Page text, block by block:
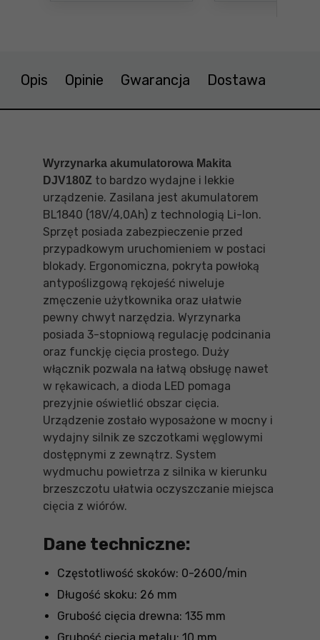
Opis Opinie Gwarancja Dostawa
Wyrzynarka akumulatorowa Makita
DJV180Z to bardzo wydajne i lekkie
urządzenie. Zasilana jest akumulatorem
BL1840 (18V/4,0Ah) z technologią Li-Ion.
Sprzęt posiada zabezpieczenie przed
przypadkowym uruchomieniem w postaci
blokady. Ergonomiczna, pokryta powłoką
antypoślizgową rękojeść niweluje
zmęczenie użytkownika oraz ułatwie
pewny chwyt narzędzia. Wyrzynarka
posiada 3-stopniową regulację podcinania
oraz funckję cięcia prostego. Duży
włącznik pozwala na łatwą obsługę nawet
w rękawicach, a dioda LED pomaga
prezyjnie oświetlić obszar cięcia.
Urządzenie zostało wyposażone w mocny i
wydajny silnik ze szczotkami węglowymi
dostępnymi z zewnątrz. System
wydmuchu powietrza z silnika w kierunku
brzeszczotu ułatwia oczyszczanie miejsca
cięcia z wiórów.
Dane techniczne:
Częstotliwość skoków: 0-2600/min
Długość skoku: 26 mm
Grubość cięcia drewna: 135 mm